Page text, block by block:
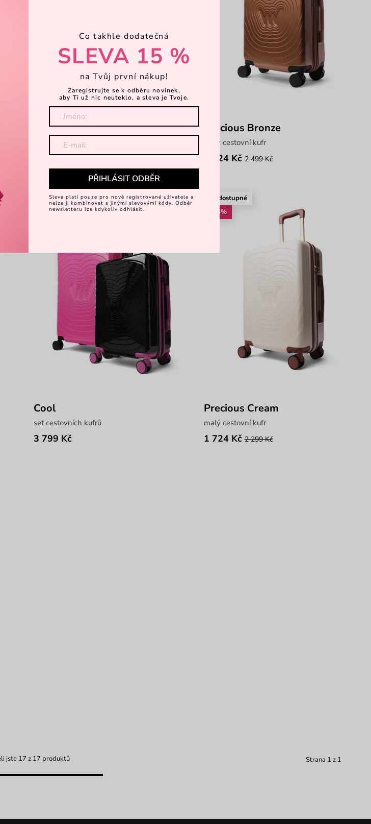
Enigma
set cestovních kufrů
2 849 Kč
Precious Bronze
malý cestovní kufr
1 624 Kč 2 499 Kč
ZVÝHODNĚNÁ CENA
Cool
set cestovních kufrů
3 799 Kč
Nedostupné
-25%
Precious Cream
malý cestovní kufr
1 724 Kč 2 299 Kč
jste 17 z 17 produktů Strana 1 z 1
Co takhle dodatečná
SLEVA 15 %
na Tvůj první nákup!
Zaregistrujte se k odběru novinek,
aby Ti už nic neuteklo, a sleva je Tvoje.
PŘIHLÁSIT ODBĚR
Sleva platí pouze pro nově registrované uživatele a
nelze ji kombinovat s jinými slevovými kódy. Odběr
newsletteru lze kdykoliv odhlásit.